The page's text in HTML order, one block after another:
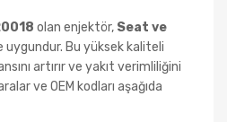
olan enjektör, Seat ve
Bu yüksek kaliteli
artırır ve yakıt verimliliğini
ve OEM kodları aşağıda